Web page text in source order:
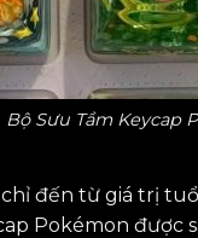
Bộ Sưu Tầm Keycap
đến từ giá trị
Pokémon được